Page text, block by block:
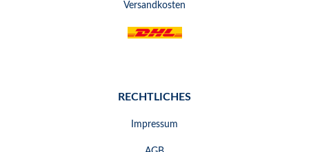
Versandkosten
RECHTLICHES
Impressum